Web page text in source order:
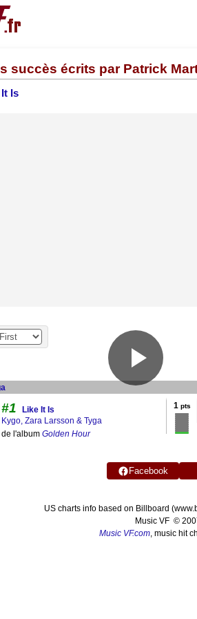
succès écrits par Patrick
Is
#1
Like It Is
Kygo, Zara Larsson & Tyga
de l'album Golden Hour
1 pts
Facebook
US charts info based on Billboard
Music VF ©
Music VF.com, music hit